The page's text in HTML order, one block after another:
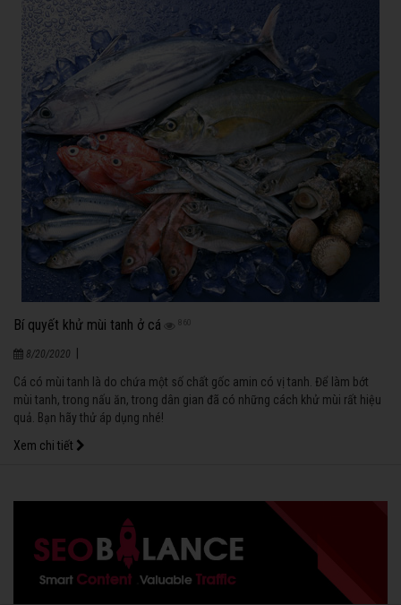
Bí quyết khử mùi tanh ở cá 860
8/20/2020 |
Cá có mùi tanh là do chứa một số chất gốc amin có vị tanh. Để làm bớt
mùi tanh, trong nấu ăn, trong dân gian đã có những cách khử mùi rất hiệu
quả. Bạn hãy thử áp dụng nhé!
Xem chi tiết